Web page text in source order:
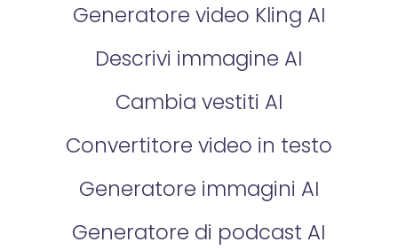
Generatore video Kling AI
Descrivi immagine AI
Cambia vestiti AI
Convertitore video in testo
Generatore immagini AI
Generatore di podcast AI